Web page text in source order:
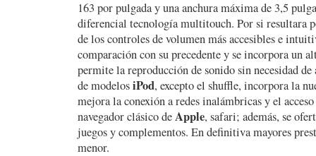
163 por pulgada y una anchura máxima de 3,5
diferencial tecnología multitouch. Por si resultara
de los controles de volumen más accesibles e
comparación con su precedente y se incorpora un
permite la reproducción de sonido sin necesidad
de modelosiPod, excepto el shuffle, incorpora la
mejora la conexión a redes inalámbricas y el
navegador clásico deApple, safari; además, se
juegos y complementos. En definitiva mayores
menor.